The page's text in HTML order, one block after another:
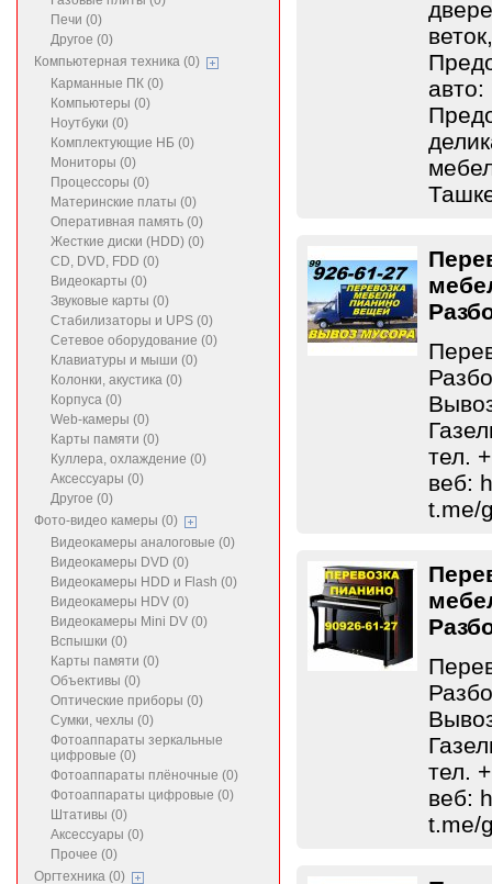
Печи (0)
Другое (0)
Компьютерная техника (0)
Карманные ПК (0)
Компьютеры (0)
Ноутбуки (0)
Комплектующие НБ (0)
Мониторы (0)
Процессоры (0)
Материнские платы (0)
Оперативная память (0)
Жесткие диски (HDD) (0)
CD, DVD, FDD (0)
Видеокарты (0)
Звуковые карты (0)
Стабилизаторы и UPS (0)
Сетевое оборудование (0)
Клавиатуры и мыши (0)
Колонки, акустика (0)
Корпуса (0)
Web-камеры (0)
Карты памяти (0)
Куллера, охлаждение (0)
Аксессуары (0)
Другое (0)
Фото-видео камеры (0)
Видеокамеры аналоговые (0)
Видеокамеры DVD (0)
Видеокамеры HDD и Flash (0)
Видеокамеры HDV (0)
Видеокамеры Mini DV (0)
Вспышки (0)
Карты памяти (0)
Объективы (0)
Оптические приборы (0)
Сумки, чехлы (0)
Фотоаппараты зеркальные
цифровые (0)
Фотоаппараты плёночные (0)
Фотоаппараты цифровые (0)
Штативы (0)
Аксессуары (0)
Прочее (0)
Оргтехника (0)
тел.
веб:
t.me/
тел.
веб:
t.me/